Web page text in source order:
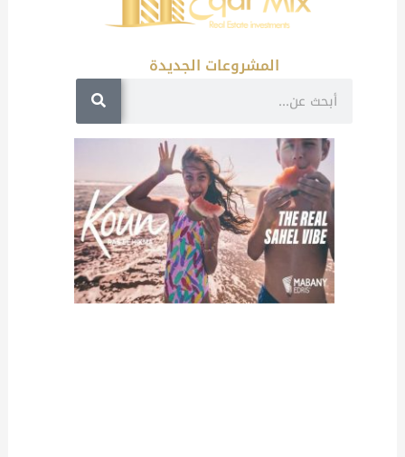
المشروعات الجديدة
Search